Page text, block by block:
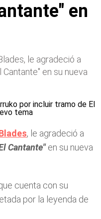
en
le agradeció a
en su nueva
, le agradeció a
Cantante"en su nueva
cuenta con su
por la leyenda de